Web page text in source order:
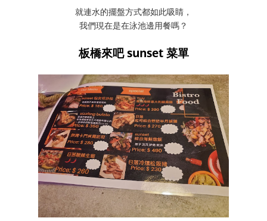
就連水的擺盤方式都如此吸睛，
我們現在是在泳池邊用餐嗎？
板橋來吧 sunset 菜單